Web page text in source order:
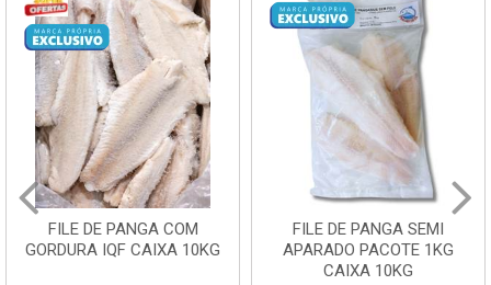
FILE DE PANGA SEMI
APARADO PACOTE 1KG
POLACA DESFIADA
PESCAMARES PCT5KG
CX10KG